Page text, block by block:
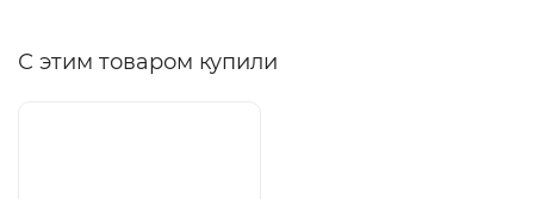
С этим товаром купили